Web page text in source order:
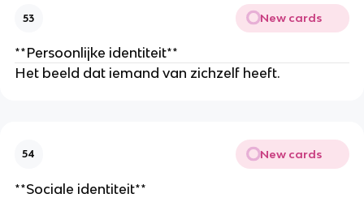
53 New cards
**Persoonlijke identiteit**
Het beeld dat iemand van zichzelf heeft.
54 New cards
**Sociale identiteit**